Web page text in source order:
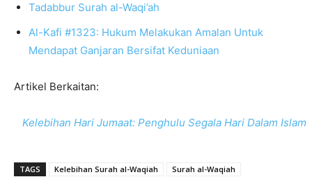
Tadabbur Surah al-Waqi’ah
Al-Kafi #1323: Hukum Melakukan Amalan Untuk
Mendapat Ganjaran Bersifat Keduniaan
Artikel Berkaitan:
Kelebihan Hari Jumaat: Penghulu Segala Hari Dalam Islam
TAGS Kelebihan Surah al-Waqiah Surah al-Waqiah